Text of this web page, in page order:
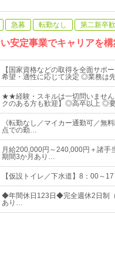
急募 転勤なし 第二新卒
安定事業でキャリアを
【国家資格などの取得を全面サポ
希望・適性に応じて決定 ◎業務は
★★経験・スキルは一切問いませ
クのある方も歓迎】◎高卒以上 ◎
《転勤なし／マイカー通勤可／無
点での勤…
月給200,000円～240,000円＋諸
期間3か月あり…
【仮設トイレ／下水道】8：00
◆年間休日123日◆完全週休2日制
あり…